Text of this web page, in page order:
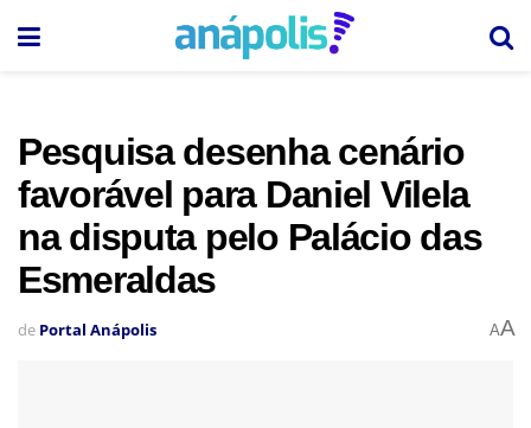
Pesquisa desenha cenário
favorável para Daniel Vilela
na disputa pelo Palácio das
Esmeraldas
de Portal Anápolis AA